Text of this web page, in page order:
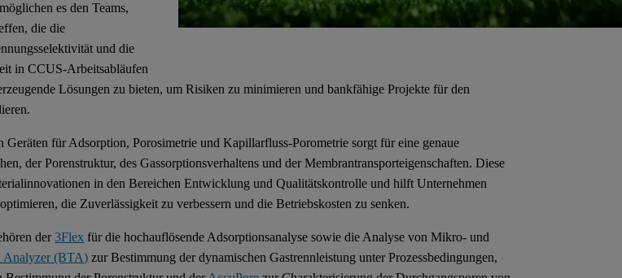
es den Teams,
die die
und die
in CCUS-Arbeitsabläufen
Lösungen zu bieten, um Risiken zu minimieren und bankfähige Projekte für den
Geräten für Adsorption, Porosimetrie und Kapillarfluss-Porometrie sorgt für eine genaue
der Porenstruktur, des Gassorptionsverhaltens und der Membrantransporteigenschaften. Diese
in den Bereichen Entwicklung und Qualitätskontrolle und hilft Unternehmen
die Zuverlässigkeit zu verbessern und die Betriebskosten zu senken.
der3Flex für die hochauflösende Adsorptionsanalyse sowie die Analyse von Mikro- und
Analyzer (BTA) zur Bestimmung der dynamischen Gastrennleistung unter Prozessbedingungen,